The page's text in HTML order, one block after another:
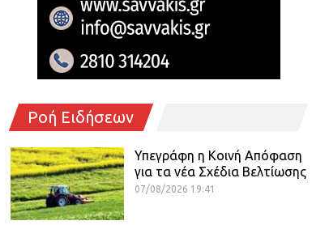
Ροή Ειδήσεων
Υπεγράφη η Κοινή Απόφαση
για τα νέα Σχέδια Βελτίωσης
07/08/2026 19:41